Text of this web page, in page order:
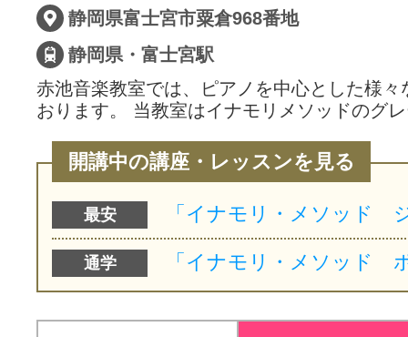
サイトマッ
静岡県富士宮市粟倉968番地
静岡県・富士宮駅
赤池音楽教室では、ピアノを中心とした様々
おります。 当教室はイナモリメソッドのグ
開講中の講座・レッスンを見る
最安
通学